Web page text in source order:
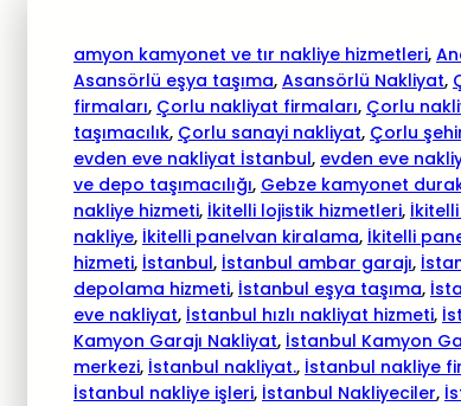
amyon kamyonet ve tır nakliye hizmetleri,
Asansörlü eşya taşıma, Asansörlü Nakliyat,
firmaları, Çorlu nakliyat firmaları, Çorlu
taşımacılık, Çorlu sanayi nakliyat, Çorlu
evden eve nakliyat İstanbul, evden eve
ve depo taşımacılığı, Gebze kamyonet
nakliye hizmeti, İkitelli lojistik hizmetleri,
nakliye, İkitelli panelvan kiralama, İkitelli
hizmeti, İstanbul, İstanbul ambar garajı,
depolama hizmeti, İstanbul eşya taşıma,
eve nakliyat, İstanbul hızlı nakliyat hizmeti,
Kamyon Garajı Nakliyat, İstanbul Kamyon
merkezi, İstanbul nakliyat., İstanbul nakliye
İstanbul nakliye işleri, İstanbul Nakliyeciler,